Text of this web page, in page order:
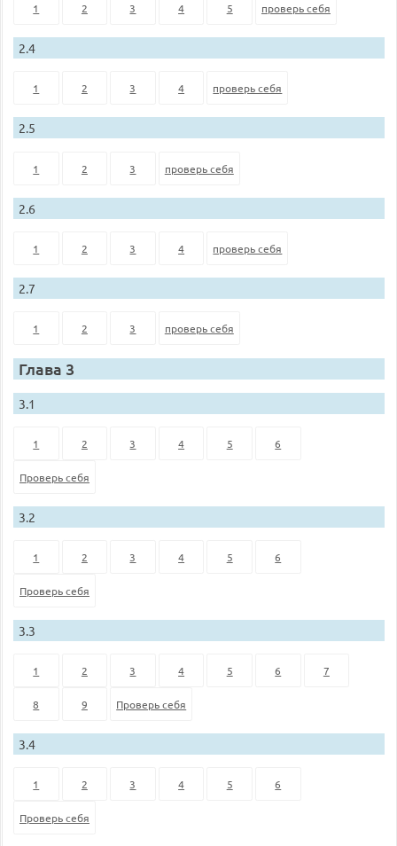
1 2 3 4 5 проверь себя
2.4
1 2 3 4 проверь себя
2.5
1 2 3 проверь себя
2.6
1 2 3 4 проверь себя
2.7
1 2 3 проверь себя
Глава 3
3.1
1 2 3 4 5 6
Проверь себя
3.2
1 2 3 4 5 6
Проверь себя
3.3
1 2 3 4 5 6 7
8 9 Проверь себя
3.4
1 2 3 4 5 6
Проверь себя